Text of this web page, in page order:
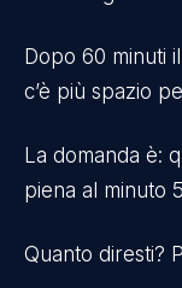
Dopo 60 minuti
c’è più spazio
La domanda è:
piena al minuto
Quanto diresti?